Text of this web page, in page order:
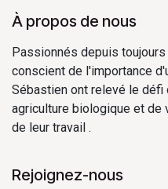
À propos de nous
Passionnés depuis
conscient de l'importance
Sébastien ont relevé le
agriculture biologique et de
de leur travail .
Rejoignez-nous